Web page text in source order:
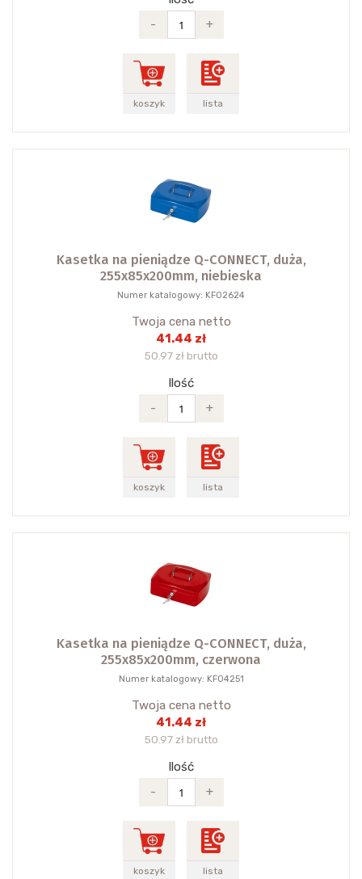
-
+
koszyk lista
Kasetka na pieniądze Q-CONNECT, duża,
255x85x200mm, niebieska
Numer katalogowy: KF02624
Twoja cena netto
41.44 zł
50.97 zł brutto
Ilość
-
+
koszyk lista
Kasetka na pieniądze Q-CONNECT, duża,
255x85x200mm, czerwona
Numer katalogowy: KF04251
Twoja cena netto
41.44 zł
50.97 zł brutto
Ilość
-
+
koszyk lista